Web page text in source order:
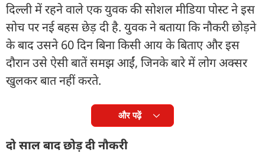
दिल्ली में रहने वाले एक युवक की सोशल मीडिया पोस्ट ने इस
सोच पर नई बहस छेड़ दी है. युवक ने बताया कि नौकरी छोड़ने
के बाद उसने 60 दिन बिना किसी आय के बिताए और इस
दौरान उसे ऐसी बातें समझ आईं, जिनके बारे में लोग अक्सर
खुलकर बात नहीं करते.
और पढ़ें
दो साल बाद छोड़ दी नौकरी